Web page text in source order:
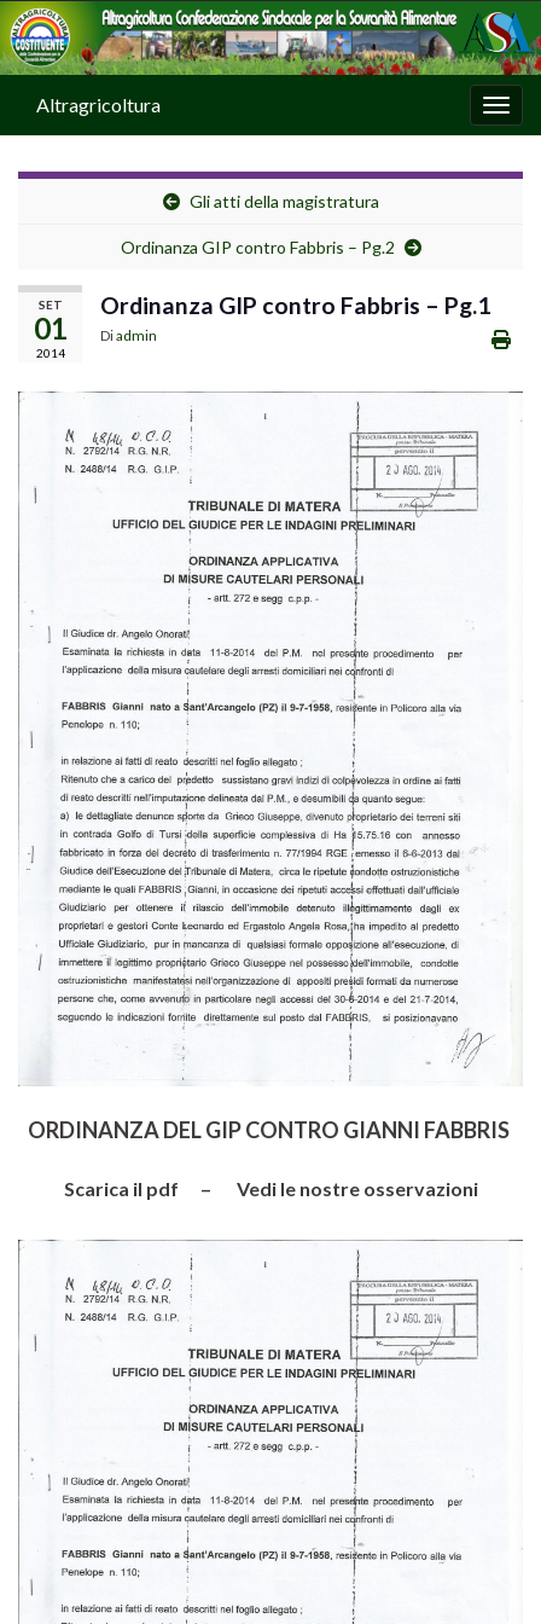
Altragricoltura
Gli atti della magistratura
Ordinanza GIP contro Fabbris – Pg.2
SET
01
2014
Ordinanza GIP contro Fabbris – Pg.1
Diadmin
ORDINANZA DEL GIP CONTRO GIANNI FABBRIS
Scarica il pdf – Vedi le nostre osservazioni